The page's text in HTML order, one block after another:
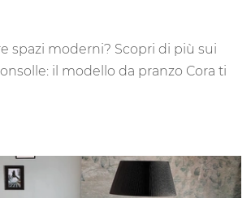
spazi moderni? Scopri di più sui
il modello da pranzo Cora ti